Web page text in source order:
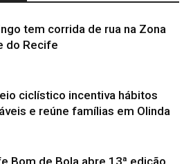
tem corrida de rua na Zona
do Recife
ciclístico incentiva hábitos
e reúne famílias em Olinda